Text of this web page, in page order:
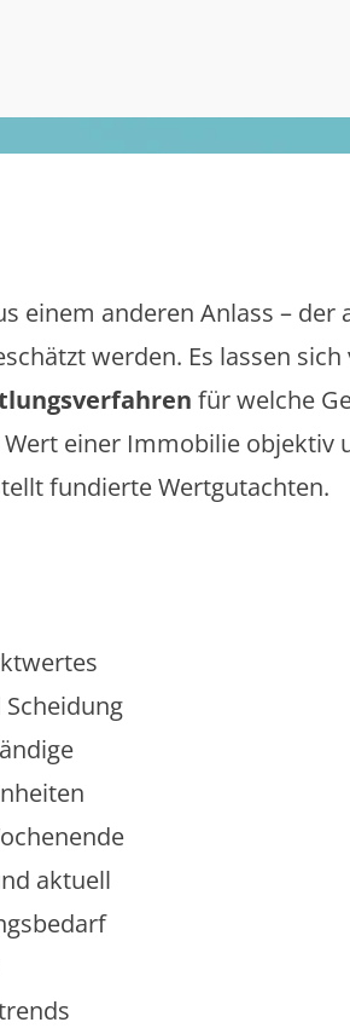
einem anderen Anlass – der
werden. Es lassen
für welche
einer Immobilie objektiv
fundierte Wertgutachten.
aktuell